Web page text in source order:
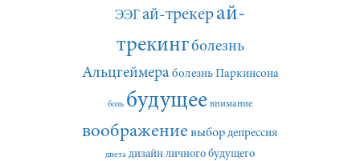
ЭЭГай-трекерай-
трекингболезнь
Альцгеймера болезнь Паркинсона
боль будущее внимание
воображение выбор депрессия
диета дизайн личного будущего